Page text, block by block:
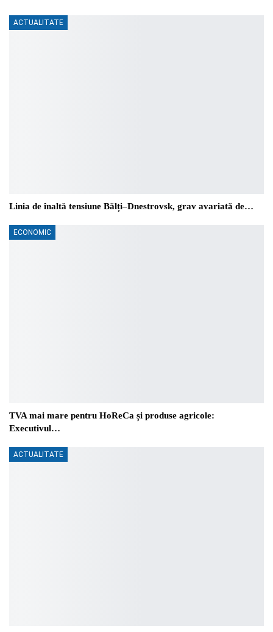
ACTUALITATE
Linia de înaltă tensiune Bălți–Dnestrovsk, grav avariată de…
ECONOMIC
TVA mai mare pentru HoReCa și produse agricole:
Executivul…
ACTUALITATE